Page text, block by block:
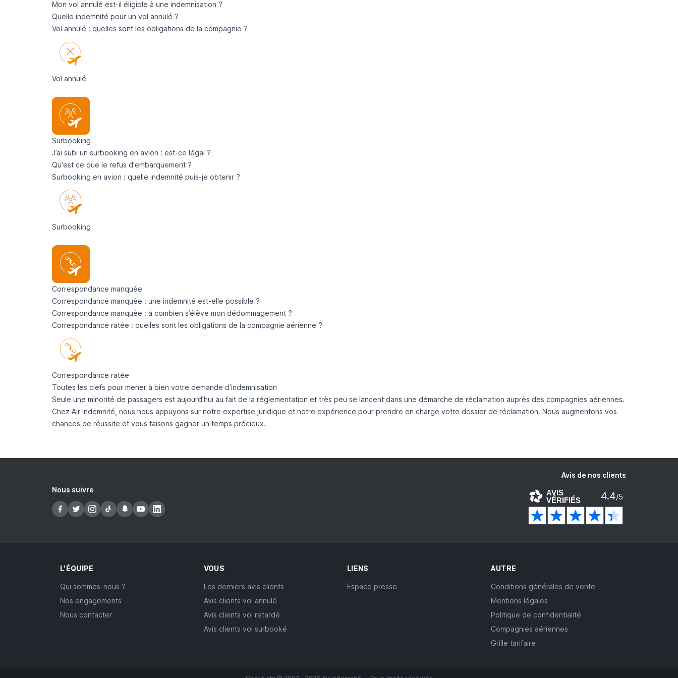
Mon vol annulé est-il éligible à une indemnisation ?
Quelle indemnité pour un vol annulé ?
Vol annulé : quelles sont les obligations de la compagnie ?
Vol annulé
Surbooking
J’ai subi un surbooking en avion : est-ce légal ?
Qu'est ce que le refus d'embarquement ?
Surbooking en avion : quelle indemnité puis-je obtenir ?
Surbooking
Correspondance manquée
Correspondance manquée : une indemnité est-elle possible ?
Correspondance manquée : à combien s’élève mon dédommagement ?
Correspondance ratée : quelles sont les obligations de la compagnie aérienne ?
Correspondance ratée
Toutes les clefs pour mener à bien votre demande d’indemnisation
Seule une minorité de passagers est aujourd’hui au fait de la réglementation et très peu se lancent dans une démarche de réclamation auprès des compagnies aériennes.
Chez Air Indemnité, nous nous appuyons sur notre expertise juridique et notre expérience pour prendre en charge votre dossier de réclamation. Nous augmentons vos
chances de réussite et vous faisons gagner un temps précieux.
Nous suivre
Avis de nos clients
AVIS
VÉRIFIÉS 4.4/5
L'ÉQUIPE
Qui sommes-nous ?
Nos engagements
Nous contacter
VOUS
Les derniers avis clients
Avis clients vol annulé
Avis clients vol retardé
Avis clients vol surbooké
LIENS
Espace presse
AUTRE
Conditions générales de vente
Mentions légales
Politique de confidentialité
Compagnies aériennes
Grille tarifaire